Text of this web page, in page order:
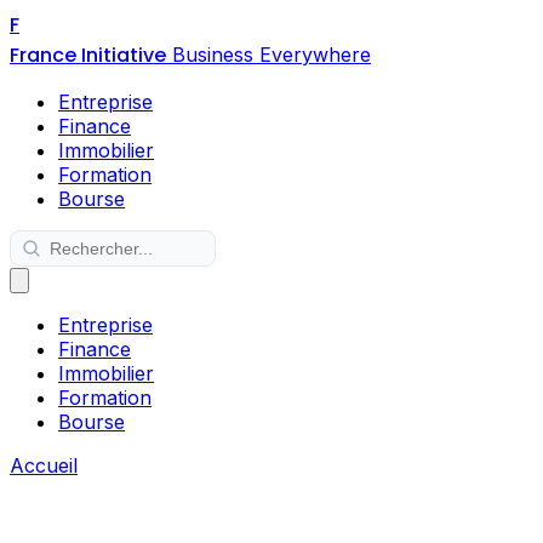
F
France Initiative Business Everywhere
Entreprise
Finance
Immobilier
Formation
Bourse
Entreprise
Finance
Immobilier
Formation
Bourse
Accueil